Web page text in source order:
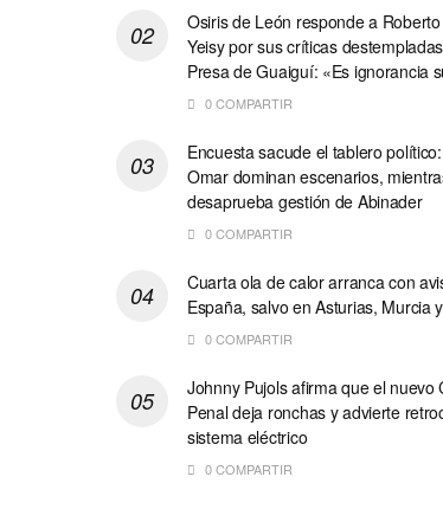
Osiris de León responde a
Yeisy por sus críticas
Presa de Guaiguí: «Es ignorancia
0 COMPARTIR
Encuesta sacude el tablero
Omar dominan escenarios,
desaprueba gestión de Abinader
0 COMPARTIR
Cuarta ola de calor arranca con
España, salvo en Asturias, Murcia
0 COMPARTIR
Johnny Pujols afirma que el nuevo
Penal deja ronchas y advierte
sistema eléctrico
0 COMPARTIR